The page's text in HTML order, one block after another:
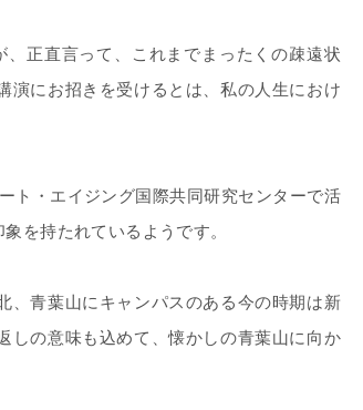
正直言って、これまでまったくの疎遠状
演にお招きを受けるとは、私の人生におけ
ト・エイジング国際共同研究センターで活
を持たれているようです。
、青葉山にキャンパスのある今の時期は新
しの意味も込めて、懐かしの青葉山に向か